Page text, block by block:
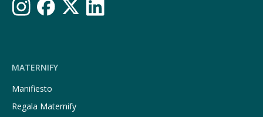
MATERNIFY
Manifiesto
Regala Maternify